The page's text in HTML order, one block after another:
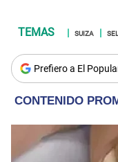
SUIZA
Prefiero a El